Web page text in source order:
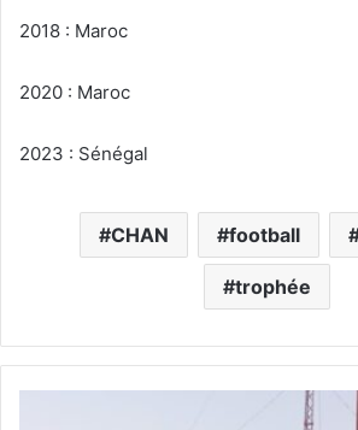
2018 : Maroc
2020 : Maroc
2023 : Sénégal
CHAN football
trophée